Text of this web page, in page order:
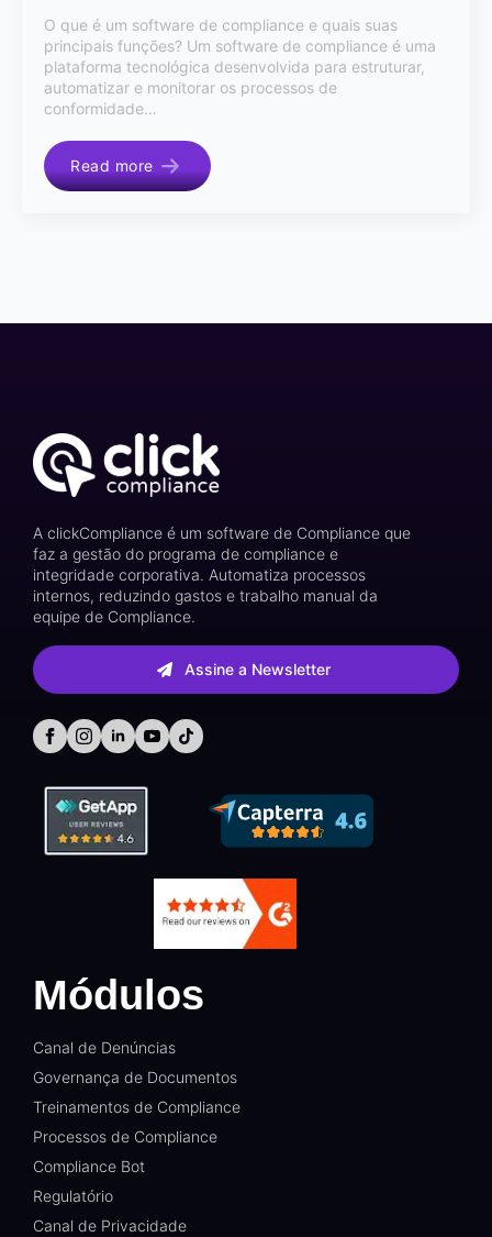
O que é um software de compliance e quais suas
principais funções? Um software de compliance é uma
plataforma tecnológica desenvolvida para estruturar,
automatizar e monitorar os processos de
conformidade…
Read more
A clickCompliance é um software de Compliance que
faz a gestão do programa de compliance e
integridade corporativa. Automatiza processos
internos, reduzindo gastos e trabalho manual da
equipe de Compliance.
Assine a Newsletter
Módulos
Canal de Denúncias
Governança de Documentos
Treinamentos de Compliance
Processos de Compliance
Compliance Bot
Regulatório
Canal de Privacidade